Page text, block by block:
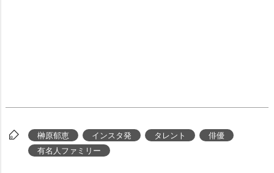
榊原郁恵 インスタ発 タレント
俳優
有名人ファミリー